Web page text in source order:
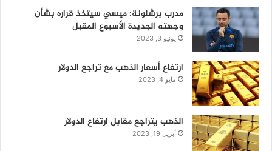
مدرب برشلونة: ميسي سيتخذ قراره بشأن
وجهته الجديدة الأسبوع المقبل
يونيو 3, 2023
ارتفاع أسعار الذهب مع تراجع الدولار
مايو 4, 2023
الذهب يتراجع مقابل ارتفاع الدولار
أبريل 19, 2023